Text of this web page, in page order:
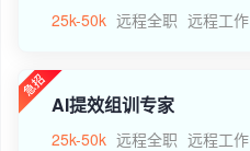
25k-50k 远程全职 远程工作
AI提效组训专家
25k-50k 远程全职 远程工作